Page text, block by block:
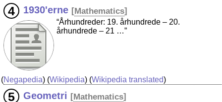
1930'erne [Mathematics]
“Århundreder: 19. århundrede – 20.
århundrede – 21 …”
(Negapedia) (Wikipedia) (Wikipedia translated)
Geometri [Mathematics]